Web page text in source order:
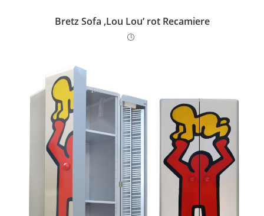
Bretz Sofa ‚Lou Lou‘ rot Recamiere